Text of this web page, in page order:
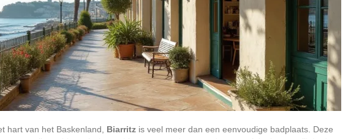
hart van het Baskenland, Biarritz is veel meer dan een eenvoudige badplaats. Deze